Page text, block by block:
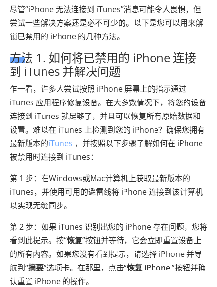
尽管“iPhone 无法连接到 iTunes”消息可能令人畏惧，但
尝试一些解决方案还是必不可少的。以下是您可以用来解
锁已禁用的 iPhone 的几种方法。
方法 1. 如何将已禁用的 iPhone 连接
到 iTunes 并解决问题
乍一看，许多人尝试按照 iPhone 屏幕上的指示通过
iTunes 应用程序修复设备。在大多数情况下，将您的设备
连接到 iTunes 就足够了，并且可以恢复所有原始数据和
设置。难以在 iTunes 上检测到您的 iPhone？确保您拥有
最新版本的iTunes ，并按照以下步骤了解如何在 iPhone
被禁用时连接到 iTunes：
第 1 步：在Windows或Mac计算机上获取最新版本的
iTunes，并使用可用的避雷线将 iPhone 连接到该计算机
以实现无缝同步。
第 2 步：如果 iTunes 识别出您的 iPhone 存在问题，您将
看到此提示。按“恢复”按钮并等待，它会立即重置设备上
的所有内容。如果您没有看到提示，请选择 iPhone 并导
航到“摘要”选项卡。在那里，点击“恢复 iPhone”按钮并确
认重置 iPhone 的操作。